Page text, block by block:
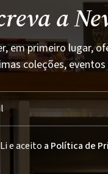
a
em primeiro lugar,
coleções,
Li e aceito a Política de